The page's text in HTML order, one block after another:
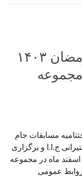
اختتامیه مسابقات جام رمضان ۱۴۰۳
مسابقات جام
کشتیرانی ج.ا.ا و برگزاری
مسابقه فینال فوتسال آقایان، یکشنبه ۱۹ اسفند ماه در مجموعه
عمومی